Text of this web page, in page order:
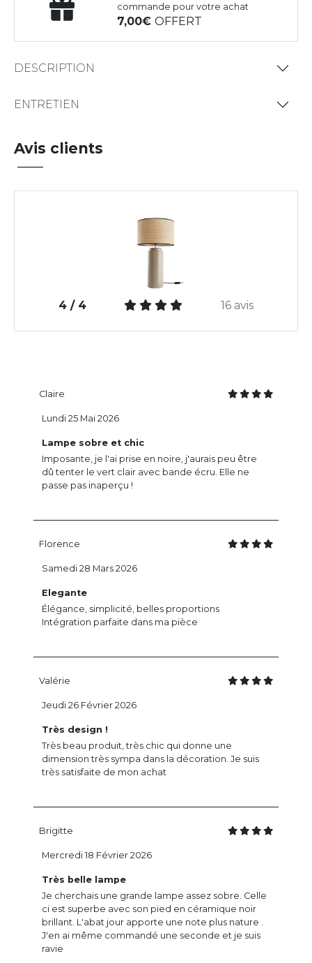
commande pour votre achat
7,00OFFERT
DESCRIPTION
ENTRETIEN
Avis clients
4 / 4 16 avis
Claire
Lampe sobre et chic
Imposante, je l'ai prise en noire, j'aurais peu être
dû tenter le vert clair avec bande écru. Elle ne
passe pas inaperçu !
Lundi 25 Mai 2026
Florence
Elegante
Élégance, simplicité, belles proportions
Intégration parfaite dans ma pièce
Samedi 28 Mars 2026
Valérie
Très design !
Très beau produit, très chic qui donne une
dimension très sympa dans la décoration. Je suis
très satisfaite de mon achat
Jeudi 26 Février 2026
Brigitte
Très belle lampe
Je cherchais une grande lampe assez sobre. Celle
ci est superbe avec son pied en céramique noir
brillant. L'abat jour apporte une note plus nature .
J'en ai même commandé une seconde et je suis
ravie
Mercredi 18 Février 2026